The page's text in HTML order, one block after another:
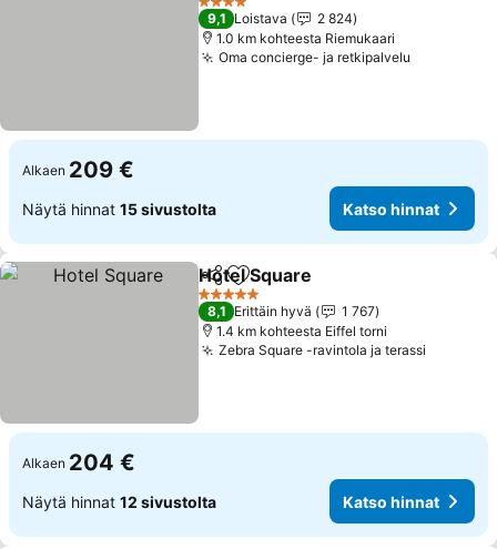
4 Tähtiluokitus
9,1 Loistava
2 824
1.0 km kohteesta Riemukaari
Oma concierge- ja retkipalvelu
Alkaen 209 €
Näytä hinnat 15 sivustolta Katso hinnat
Jaa Lisää suosikkeihin
Hotel Square
5 Tähtiluokitus
8,1 Erittäin hyvä
1 767
1.4 km kohteesta Eiffel torni
Zebra Square -ravintola ja terassi
Alkaen 204 €
Näytä hinnat 12 sivustolta Katso hinnat